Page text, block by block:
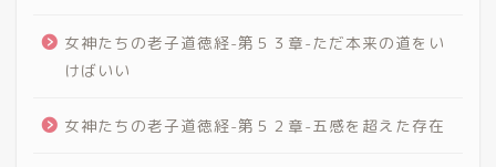
女神たちの老子道徳経-第５３章-ただ本来の道をい
けばいい
女神たちの老子道徳経-第５２章-五感を超えた存在